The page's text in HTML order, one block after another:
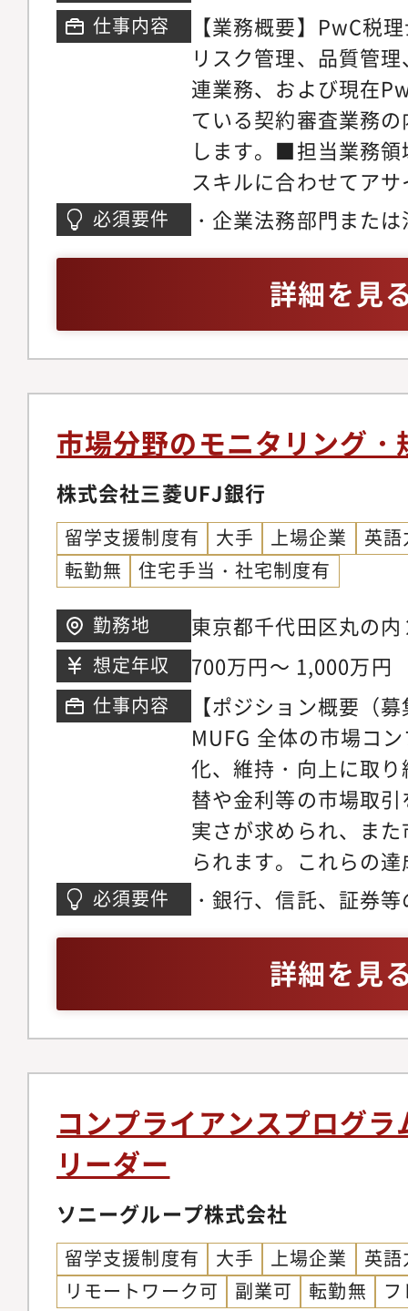
外証券リスク管理へ
た組織は珍しく、パ
キャリアを築き、他
績を積むことが可能
用リスク管理や案件
（銀行、保険会社、
並びに海外投資ファ
チャードファイナン
の習得に加え、海外
す。⑤ワークライフバ
両立できる職場環境
および要改善点の分
の通報・不正事案対
携（直接参加する場
該事案に対する再発
施の見届け、および
展開活動の検討・推
仕事内容
【業務概要】PwC税
リスク管理、品質管
連業務、および現在
ている契約審査業務
します。■担当業務
スキルに合わせてア
グローバルポリシー
アクセプタンス、エ
タンス、アンチマネ
の実行、推進・グロ
社内規程やガイドラ
マニュアルの策定・
モニタリング・情報
やイントラネット等
理士法、犯罪収益移
対応・業務全般のリ
管理・チームメンバ
コーチング・グロー
チームとの連携、
ティチームとの連携
ネスプロジェクトに
リスク抽出・分析か
ご担当いただきます
もって職務に取り組
務詳細（以下よりご
アサインいたします
トに関するポリシー
ニタリング・各種リ
告書などの文書ドラ
型・非定型文書双方
進（リスク抽出/分析
グループ内への新シ
におけるルール策定
しい規程導入時の研
ネットワークメンバ
状況に関する事実関
サービス部門からの
サルテーション）＊
が日常的に発生します
必須要件
・企業法務部門また
ライアンス/リスクマ
査、あるいはそれら
ロジェクトマネジメ
で英語を使用した経
方※様々なルールを元
やルールを制定しな
できる方
詳細を見
市場分野のモニタリング
株式会社三菱UFJ銀行
留学支援制度有 大手 上場企業
英
転勤無
住宅手当・社宅制度有
勤務地
東京都千代田区丸の
（TOKIA）17階東京
想定年収 700万円～ 1,000万円
仕事内容
【ポジション概要（
MUFG 全体の市場コ
化、維持・向上に取
替や金利等の市場取
実さが求められ、ま
られます。これらの
MUFGのビジネス、
させる事が出来る方
内容】・市場取引や
るモニタリング業務
プライアンス観点で
三菱UFJ銀行 コンプ
コンプライアンス室
部門、企画部署、海
最大のメガバンクに
場取引やビジネスに
場規制監督を通じて
の幅広い経験とスキ
必須要件
・銀行、信託、証券
詳細を見
コンプライアンスプログ
リーダー
ソニーグループ株式会社
留学支援制度有 大手 上場企業
英
リモートワーク可
副業可 転勤無